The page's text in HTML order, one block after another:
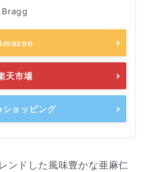
Bragg
天市場
ョッピング
ンドした風味豊かな亜麻仁